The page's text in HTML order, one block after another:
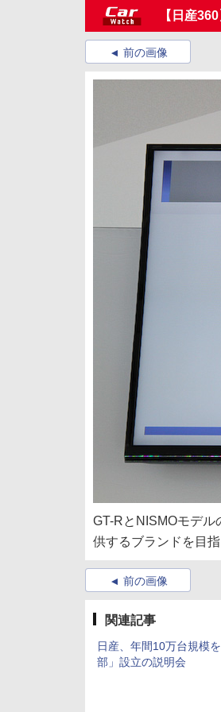
【日産
前の画像
GT-RとNISMOモデル
供するブランドを目
前の画像
関連記事
日産、年間10万台規模
部」設立の説明会